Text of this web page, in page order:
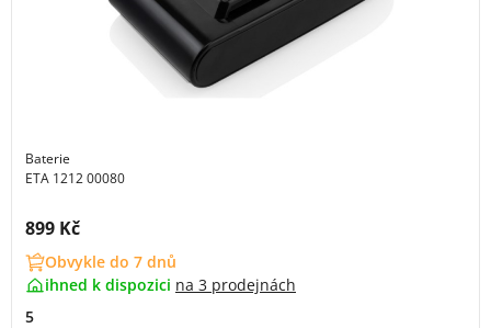
Baterie
ETA 1212 00080
Cena s DPH:
899 Kč
Obvykle do 7 dnů
ihned k dispozici na 3 prodejnách
5